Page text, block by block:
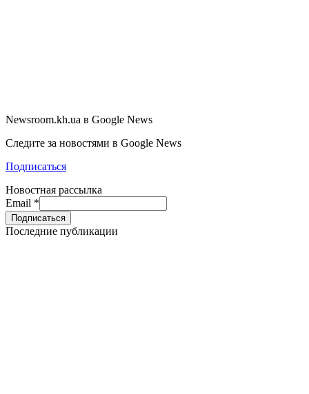
Newsroom.kh.ua в Google News
Следите за новостями в Google News
Подписаться
Новостная рассылка
Email *
Последние публикации